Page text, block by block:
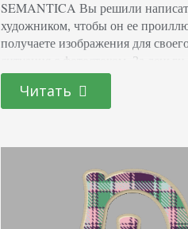
SEMANTICA Вы решили
художником, чтобы он ее
получаете изображения для
ситуация с фотостоком. За
понравившееся вам изображение.
публикации, а можете просто
авторское право на него, и никто…
Читать